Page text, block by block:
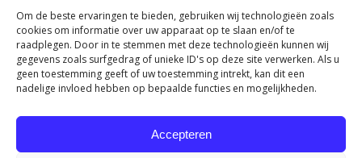
Om de beste ervaringen te bieden, gebruiken wij technologieën zoals
cookies om informatie over uw apparaat op te slaan en/of te
raadplegen. Door in te stemmen met deze technologieën kunnen wij
gegevens zoals surfgedrag of unieke ID's op deze site verwerken. Als u
geen toestemming geeft of uw toestemming intrekt, kan dit een
nadelige invloed hebben op bepaalde functies en mogelijkheden.
Accepteren
individuen vaker tekortschietende of
beperkte gezondheidsvaardigheden
hebben in vergelijking met
hoogopgeleiden. Bovendien blijkt dat